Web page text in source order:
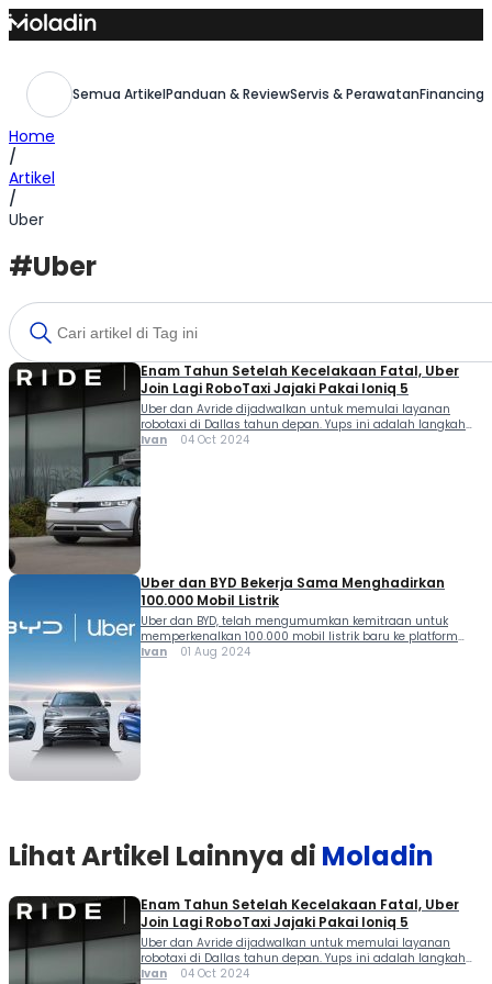
Skip
to
Semua ArtikelPanduan & ReviewServis & Perawatan
Home
/
Artikel
/
Uber
#Uber
Enam Tahun Setelah Kecelakaan Fatal, Uber
Join Lagi RoboTaxi Jajaki Pakai Ioniq 5
Uber dan Avride dijadwalkan untuk memulai layanan
robotaxi di Dallas tahun depan. Yups ini adalah langkah
maja sejak enam tahun setelah kecelakaan fatal, Uber join
Ivan 04 Oct 2024
Uber dan BYD Bekerja Sama Menghadirkan
100.000 Mobil Listrik
Uber dan BYD, telah mengumumkan kemitraan untuk
memperkenalkan 100.000 mobil listrik baru ke platform
pemesanan kendaraan Uber di seluruh dunia. Kolaborasi
Ivan 01 Aug 2024
Lihat Artikel Lainnya di Moladin
Enam Tahun Setelah Kecelakaan Fatal, Uber
Join Lagi RoboTaxi Jajaki Pakai Ioniq 5
Uber dan Avride dijadwalkan untuk memulai layanan
robotaxi di Dallas tahun depan. Yups ini adalah langkah
maja sejak enam tahun setelah kecelakaan fatal, Uber join
Ivan 04 Oct 2024